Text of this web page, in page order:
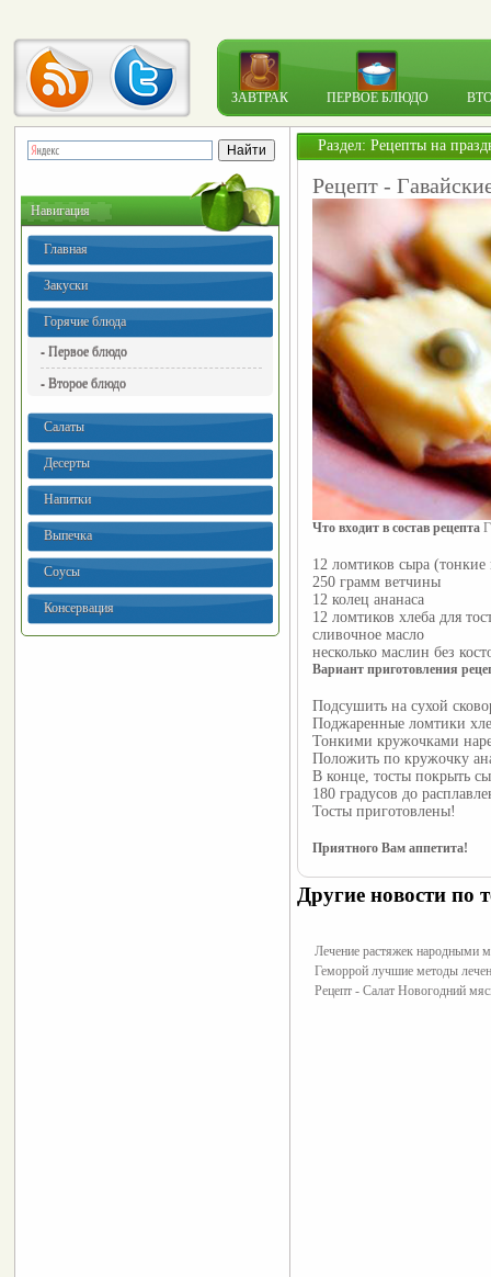
ЗАВТРАК ПЕРВОЕ БЛЮДО
Навигация
Главная
Закуски
Горячие блюда
- Первое блюдо
- Второе блюдо
Салаты
Десерты
Напитки
Выпечка
Соусы
Консервация
Раздел: Рецепты на
Рецепт -
Что входит в состав рецепта
12 ломтиков сыра (тонкие
250 грамм ветчины
12 колец ананаса
12 ломтиков хлеба для
сливочное масло
несколько маслин без
Вариант приготовления
Подсушить на сухой
Поджаренные ломтики
Тонкими кружочками
Положить по кружочку
В конце, тосты покрыть
180 градусов до
Тосты приготовлены!
Приятного Вам аппетита!
Другие новости по
Лечение растяжек народными
Геморрой лучшие методы
Рецепт - Салат Новогодний